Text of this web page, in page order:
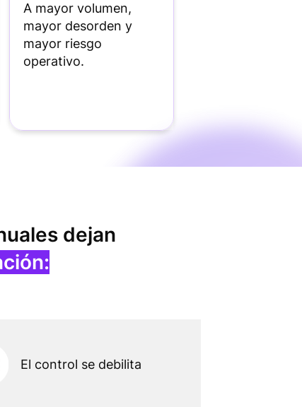
A mayor volumen,
mayor desorden y
mayor riesgo
operativo.
dejan
El control se debilita